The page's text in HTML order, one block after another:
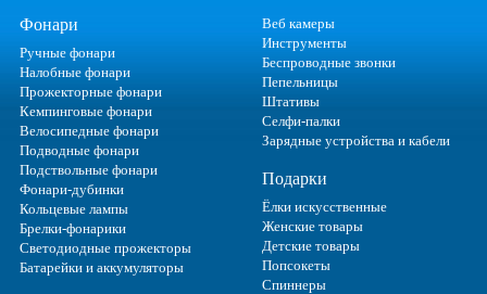
Фонари
Ручные фонари
Налобные фонари
Прожекторные фонари
Кемпинговые фонари
Велосипедные фонари
Подводные фонари
Подствольные фонари
Фонари-дубинки
Кольцевые лампы
Брелки-фонарики
Светодиодные прожекторы
Батарейки и аккумуляторы
Веб камеры
Инструменты
Беспроводные звонки
Пепельницы
Штативы
Селфи-палки
Зарядные устройства и кабели
Подарки
Ёлки искусственные
Женские товары
Детские товары
Попсокеты
Спиннеры